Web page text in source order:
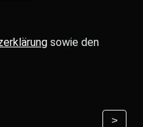
sowie den
>